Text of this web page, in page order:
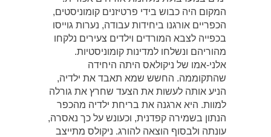
המקום היה כבוש בידי פרטיזנים קומוניסטים,
הכפריים אורגנו ביחידות עבודה, נערות גוייסו
בכפייה לצבא המורדים וילדים צעירים נלקחו
מהוריהם ונשלחו למדינות קומוניסטיות.
אלני-אמו של ניקולאס היתה היחידה
שהתקוממה. החשש שמא תאבד את ילדיה,
הניע אותה לעשות את הצעד שחרץ את גורלה
למוות. היא ארגנה את בריחת ילדיה מהכפר
הנתון בשמירה קפדנית, וכעונש על כך נאסרה,
עונתה ולבסוף הוצאה להורג. ניקולס מתייצב